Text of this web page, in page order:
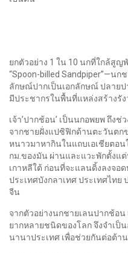
ยกตัวอย่าง 1 ใน 10 นกที่ใกล้สู
“Spoon-billed Sandpiper”—น
ลักษณ์ปากเป็นเอกลักษณ์ ปลาย
มีประชากรในพื้นที่แหล่งสร้างรัง
เจ้า’ปากช้อน’ เป็นนกอพยพ ถึง
จากชายฝั่งแปซิฟิกด้านตะวันตก
หนาวมาหากินในแถบเอเชียตอน
กม.ของมัน ผ่านและแวะพักตั้งแ
เกาหลีใต้ ก่อนที่จะแลนดิ้งลงจอ
ประเทศบังกลาเทศ ประเทศไทย
จีน
จากตัวอย่างนกชายเลนปากช้อน
ยากหลายชนิดของโลก จึงจำเป็
นานาประเทศ เพื่อช่วยกันต่อต้